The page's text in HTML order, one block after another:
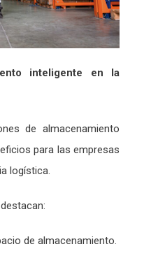
inteligente en la
de almacenamiento
para las empresas
logística.
de almacenamiento.